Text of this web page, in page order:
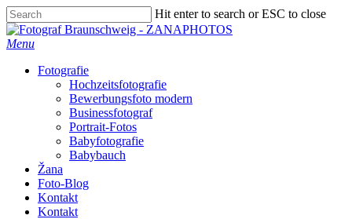
Skip
to
main
Hit enter to search or ESC to close
Close
Search
Menu
Fotografie
Hochzeitsfotografie
Bewerbungsfoto modern
Businessfotograf
Portrait-Fotos
Babyfotografie
Babybauch
Žana
Foto-Blog
Kontakt
Kontakt